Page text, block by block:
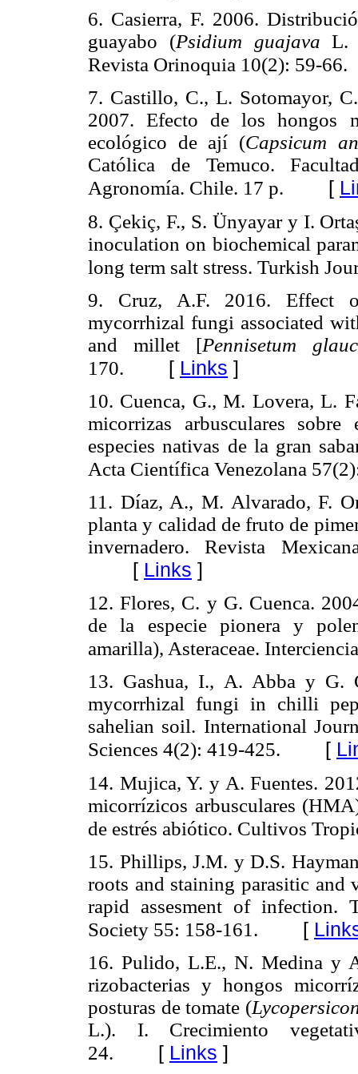
6. Casierra, F. 2006.
guayabo (Psidium guajava L.
Revista Orinoquia 10(2): 59-66.
7. Castillo, C., L. Sotomayor,
2007. Efecto de los hongos
ecológico de ají (Capsicum
Católica de Temuco.
Agronomía. Chile. 17 p. [
8. Çekiç, F., S. Ünyayar y I.
inoculation on biochemical
long term salt stress. Turkish
9. Cruz, A.F. 2016. Effect
mycorrhizal fungi associated
and millet [Pennisetum
170. [ Links ]
10. Cuenca, G., M. Lovera, L.
micorrizas arbusculares sobre
especies nativas de la gran
Acta Científica Venezolana
11. Díaz, A., M. Alvarado, F.
planta y calidad de fruto de
invernadero. Revista
[ Links ]
12. Flores, C. y G. Cuenca.
de la especie pionera y
amarilla), Asteraceae.
13. Gashua, I., A. Abba y G.
mycorrhizal fungi in chilli
sahelian soil. International
Sciences 4(2): 419-425. [
14. Mujica, Y. y A. Fuentes.
micorrízicos arbusculares
de estrés abiótico. Cultivos
15. Phillips, J.M. y D.S.
roots and staining parasitic and
rapid assesment of infection.
Society 55: 158-161. [
16. Pulido, L.E., N. Medina y
rizobacterias y hongos
posturas de tomate (
L.). I. Crecimiento
24. [ Links ]